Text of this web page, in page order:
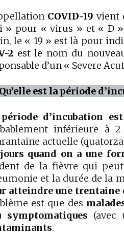
COVID-19 vient
» pour « virus » et « D »
le « 19 » est là pour
2 est le nom du
d’un « Severe
Qu’elle est la période
période d’incubation
inférieure à
actuelle
quand on a une
de la fièvre qui
et la durée de la
atteindre une trentaine
est que des
symptomatiques
.